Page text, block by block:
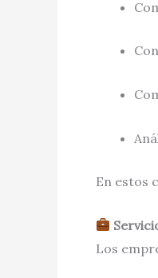
En estos
Los